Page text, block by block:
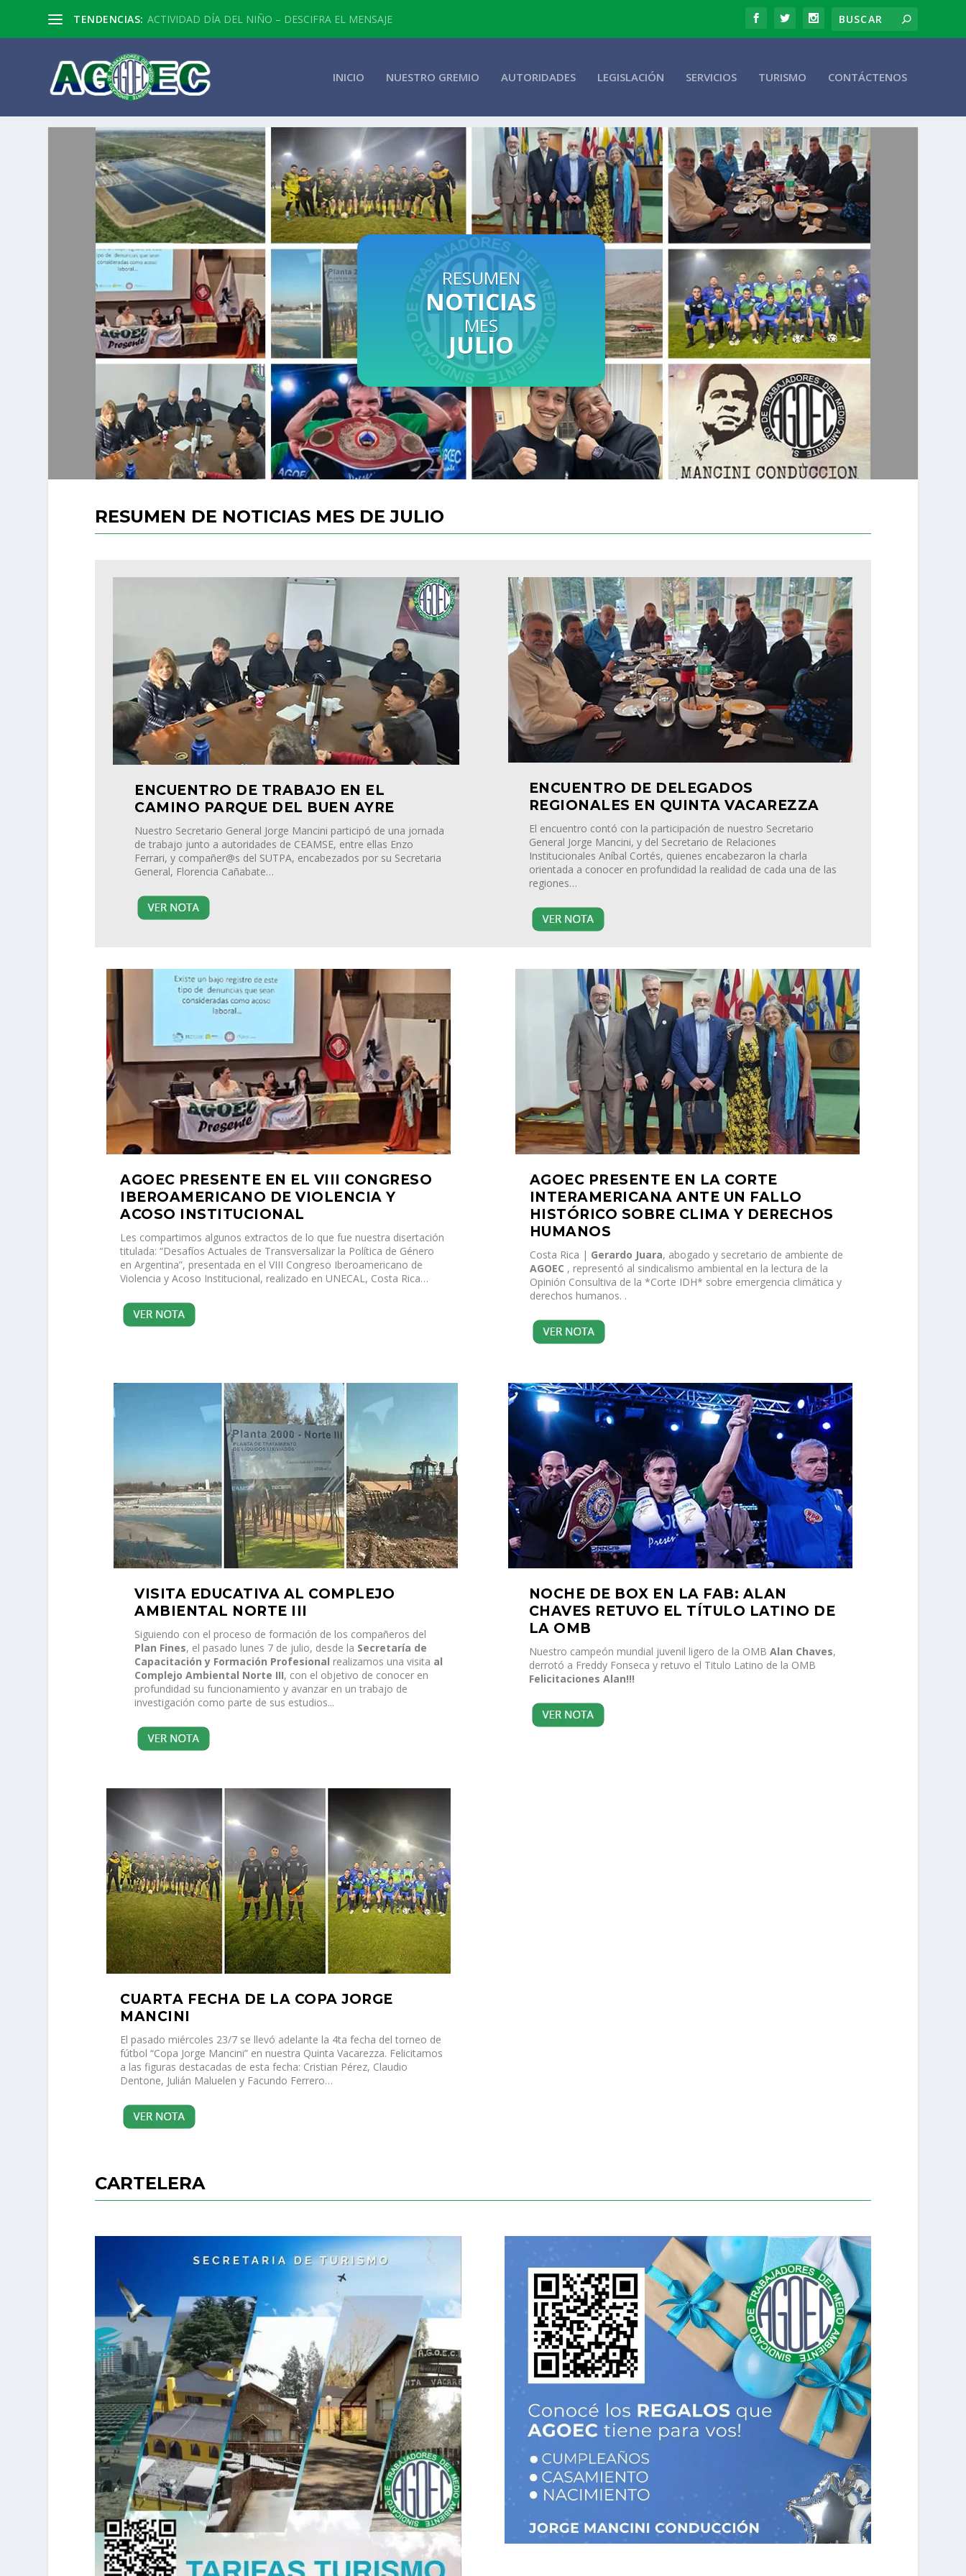
TENDENCIAS: ACTIVIDAD DÍA DEL NIÑO – DESCIFRA EL MENSAJE
INICIO NUESTRO GREMIO AUTORIDADES LEGISLACIÓN SERVICIOS TURISMO CONTÁCTENOS
RESUMEN
NOTICIAS
MES
JULIO
RESUMEN DE NOTICIAS MES DE JULIO
ENCUENTRO DE TRABAJO EN EL
CAMINO PARQUE DEL BUEN AYRE
Nuestro Secretario General Jorge Mancini participó de una jornada
de trabajo junto a autoridades de CEAMSE, entre ellas Enzo
Ferrari, y compañer@s del SUTPA, encabezados por su Secretaria
General, Florencia Cañabate…
ENCUENTRO DE DELEGADOS
REGIONALES EN QUINTA VACAREZZA
El encuentro contó con la participación de nuestro Secretario
General Jorge Mancini, y del Secretario de Relaciones
Institucionales Aníbal Cortés, quienes encabezaron la charla
orientada a conocer en profundidad la realidad de cada una de las
regiones…
AGOEC PRESENTE EN EL VIII CONGRESO
IBEROAMERICANO DE VIOLENCIA Y
ACOSO INSTITUCIONAL
Les compartimos algunos extractos de lo que fue nuestra disertación
titulada: “Desafíos Actuales de Transversalizar la Política de Género
en Argentina”, presentada en el VIII Congreso Iberoamericano de
Violencia y Acoso Institucional, realizado en UNECAL, Costa Rica…
AGOEC PRESENTE EN LA CORTE
INTERAMERICANA ANTE UN FALLO
HISTÓRICO SOBRE CLIMA Y DERECHOS
HUMANOS
Costa Rica | Gerardo Juara, abogado y secretario de ambiente de
AGOEC , representó al sindicalismo ambiental en la lectura de la
Opinión Consultiva de la *Corte IDH* sobre emergencia climática y
derechos humanos. .
VISITA EDUCATIVA AL COMPLEJO
AMBIENTAL NORTE III
Siguiendo con el proceso de formación de los compañeros del
Plan Fines, el pasado lunes 7 de julio, desde la Secretaría de
Capacitación y Formación Profesional realizamos una visita al
Complejo Ambiental Norte III, con el objetivo de conocer en
profundidad su funcionamiento y avanzar en un trabajo de
investigación como parte de sus estudios...
NOCHE DE BOX EN LA FAB: ALAN
CHAVES RETUVO EL TÍTULO LATINO DE
LA OMB
Nuestro campeón mundial juvenil ligero de la OMB Alan Chaves,
derrotó a Freddy Fonseca y retuvo el Titulo Latino de la OMB
Felicitaciones Alan!!!
CUARTA FECHA DE LA COPA JORGE
MANCINI
El pasado miércoles 23/7 se llevó adelante la 4ta fecha del torneo de
fútbol “Copa Jorge Mancini” en nuestra Quinta Vacarezza. Felicitamos
a las figuras destacadas de esta fecha: Cristian Pérez, Claudio
Dentone, Julián Maluelen y Facundo Ferrero…
CARTELERA